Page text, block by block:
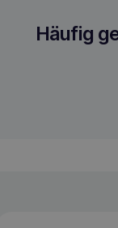
Häufig